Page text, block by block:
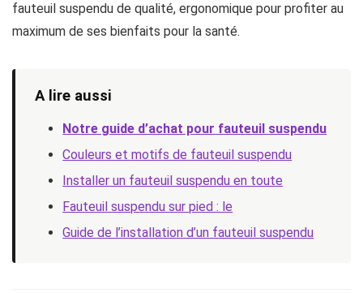
fauteuil suspendu de qualité, ergonomique pour profiter au
maximum de ses bienfaits pour la santé.
A lire aussi
Notre guide d’achat pour fauteuil suspendu
Couleurs et motifs de fauteuil suspendu
Installer un fauteuil suspendu en toute
Fauteuil suspendu sur pied : le
Guide de l’installation d’un fauteuil suspendu